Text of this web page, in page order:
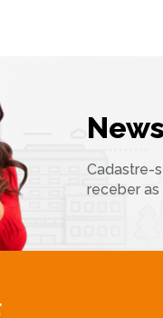
Cadastre-
receber